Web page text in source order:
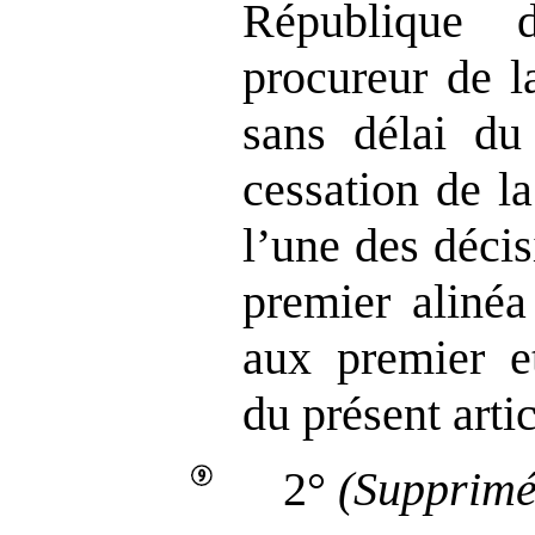
procureur de
sans délai
cessation de
l’une des
premier
aux premier
du présent
2°